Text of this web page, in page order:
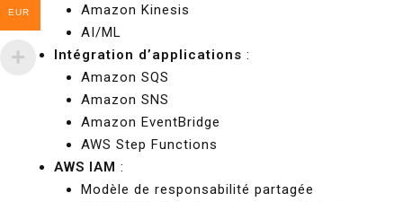
Amazon Kinesis
AI/ML
Intégration d’applications :
Amazon SQS
Amazon SNS
Amazon EventBridge
AWS Step Functions
AWS IAM :
Modèle de responsabilité partagée
EUR